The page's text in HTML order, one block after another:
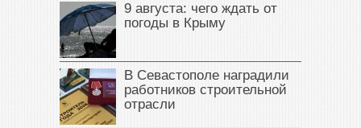
9 августа: чего ждать от
погоды в Крыму
В Севастополе наградили
работников строительной
отрасли